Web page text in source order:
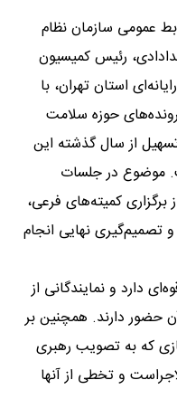
عمومی سازمان نظام
رئیس کمیسیون
استان تهران، با
حوزه سلامت
از سال گذشته این
موضوع در جلسات
کمیته‌های فرعی،
تصمیم‌گیری نهایی انجام
دارد و نمایندگانی از
حضور دارند. همچنین بر
که به تصویب رهبری
و تخطی از آنها